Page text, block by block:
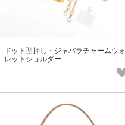
ドット型押し・ジャバラチャームウォ
レットショルダー